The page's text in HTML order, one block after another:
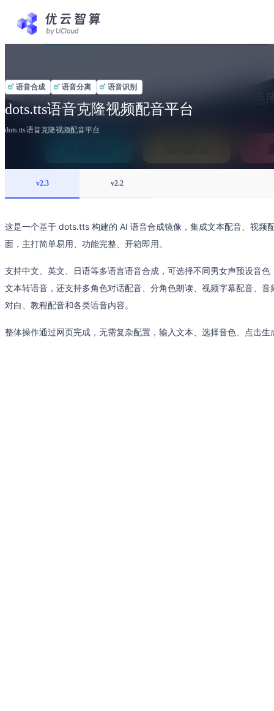
语音合成 语音分离 语音识别
dots.tts语音克隆视频配音平台
dots.tts语音克隆视频配音平台
v2.3 v2.2
这是一个基于 dots.tts 构建的 AI 语音合成镜像，集成文本配音、视频
面，主打简单易用、功能完整、开箱即用。
支持中文、英文、日语等多语言语音合成，可选择不同男女声预设音
文本转语音，还支持多角色对话配音、分角色朗读、视频字幕配音、
对白、教程配音和各类语音内容。
整体操作通过网页完成，无需复杂配置，输入文本、选择音色、点击